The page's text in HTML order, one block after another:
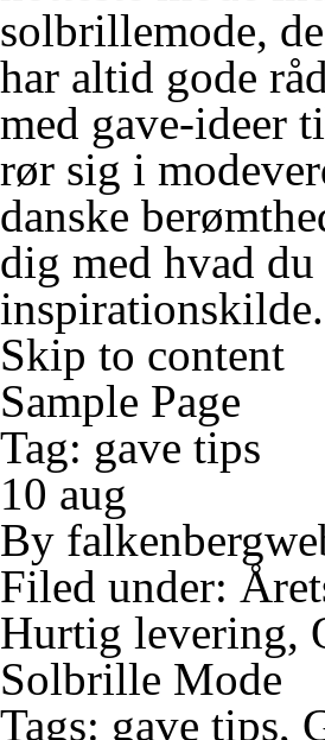
solbrillemode,
har altid gode
med gave-ideer
rør sig i
danske
dig med hvad
inspirationskilde.
Skip to content
Sample Page
Tag: gave tips
10 aug
By
Filed under:
Hurtig levering,
Solbrille Mode
Tags: gave tips,